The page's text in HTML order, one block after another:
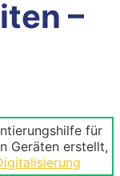
–
für
Geräten erstellt,